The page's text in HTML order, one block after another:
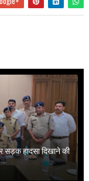
सड़क हादसा दिखाने की